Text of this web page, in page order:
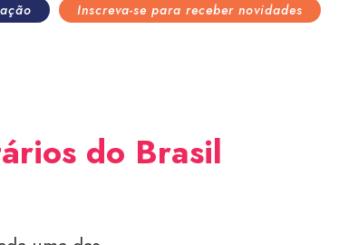
Inscreva-se para receber novidades
do Brasil